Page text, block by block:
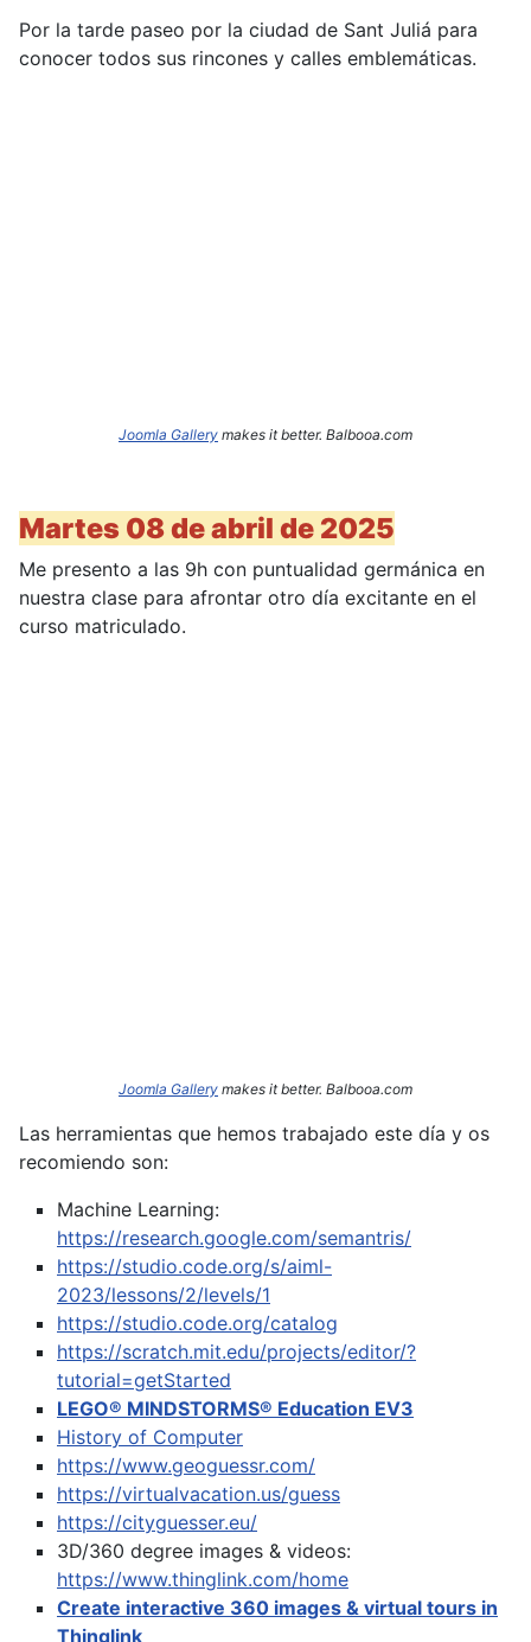
Por la tarde paseo por la ciudad de Sant Juliá para
conocer todos sus rincones y calles emblemáticas.
Joomla Gallery makes it better. Balbooa.com
Martes 08 de abril de 2025
Me presento a las 9h con puntualidad germánica en
nuestra clase para afrontar otro día excitante en el
curso matriculado.
Joomla Gallery makes it better. Balbooa.com
Las herramientas que hemos trabajado este día y os
recomiendo son:
Machine Learning:
https://research.google.com/semantris/
https://studio.code.org/s/aiml-
2023/lessons/2/levels/1
https://studio.code.org/catalog
https://scratch.mit.edu/projects/editor/?
tutorial=getStarted
LEGO® MINDSTORMS® Education EV3
History of Computer
https://www.geoguessr.com/
https://virtualvacation.us/guess
https://cityguesser.eu/
3D/360 degree images & videos:
https://www.thinglink.com/home
Create interactive 360 images & virtual tours in
Thinglink